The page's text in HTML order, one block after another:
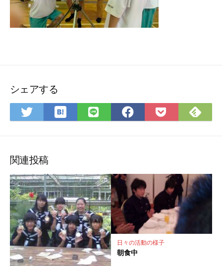
シェアする
Twitter
で
ア
は
て
ク
マ
ー
ク
に
保
存
LINE
で
Facebook
で
Pocket
に
で
関連投稿
日々の活動の様子
朝食中